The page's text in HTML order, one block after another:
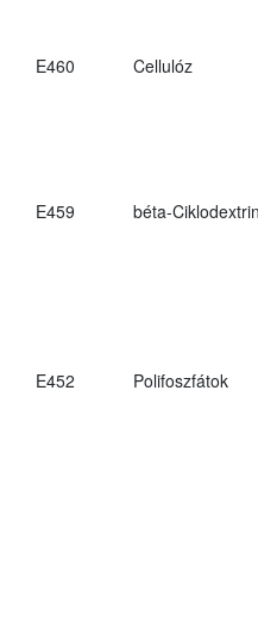
E460 Cellulóz
E459
béta-Ciklodextrin
E452 Polifoszfátok